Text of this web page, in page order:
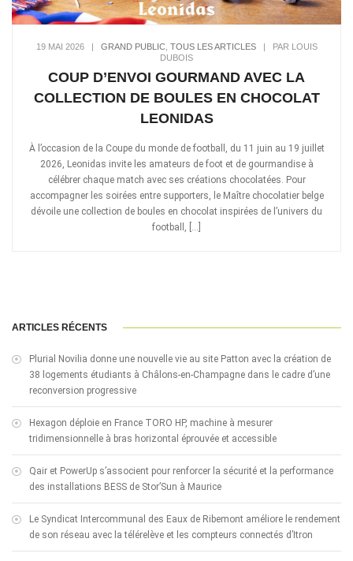
19 MAI 2026| GRAND PUBLIC, TOUS LES ARTICLES|
PAR LOUIS
DUBOIS
COUP D’ENVOI GOURMAND AVEC LA
COLLECTION DE BOULES EN CHOCOLAT
LEONIDAS
À l’occasion de la Coupe du monde de football, du 11 juin au 19 juillet
2026, Leonidas invite les amateurs de foot et de gourmandise à
célébrer chaque match avec ses créations chocolatées. Pour
accompagner les soirées entre supporters, le Maître chocolatier belge
dévoile une collection de boules en chocolat inspirées de l’univers du
football, […]
ARTICLES RÉCENTS
Plurial Novilia donne une nouvelle vie au site Patton avec la création de
38 logements étudiants à Châlons-en-Champagne dans le cadre d’une
reconversion progressive
Hexagon déploie en France TORO HP, machine à mesurer
tridimensionnelle à bras horizontal éprouvée et accessible
Qair et PowerUp s’associent pour renforcer la sécurité et la performance
des installations BESS de Stor’Sun à Maurice
Le Syndicat Intercommunal des Eaux de Ribemont améliore le rendement
de son réseau avec la télérelève et les compteurs connectés d’Itron